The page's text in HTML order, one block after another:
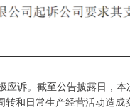
诉。截至公告披露日，
和日常生产经营活动造